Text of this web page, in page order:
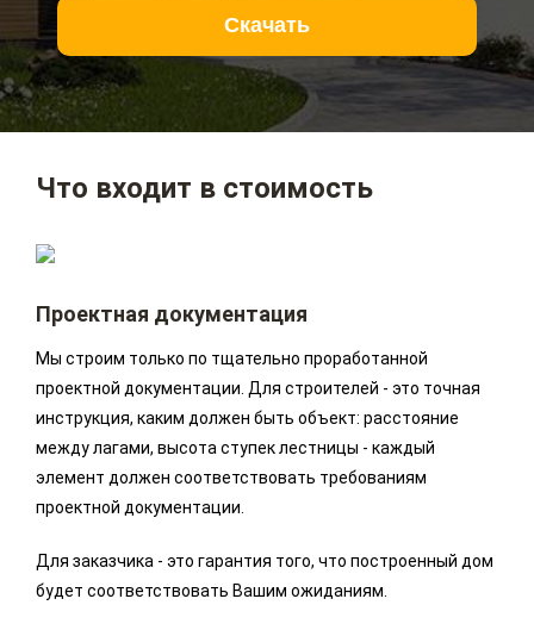
Скачать
Что входит в стоимость
Проектная документация
Мы строим только по тщательно проработанной
проектной документации. Для строителей - это точная
инструкция, каким должен быть объект: расстояние
между лагами, высота ступек лестницы - каждый
элемент должен соответствовать требованиям
проектной документации.
Для заказчика - это гарантия того, что построенный дом
будет соответствовать Вашим ожиданиям.